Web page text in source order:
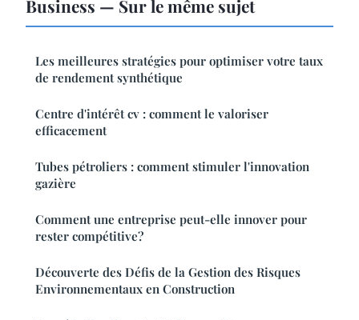
Business — Sur le même sujet
Les meilleures stratégies pour optimiser votre taux
de rendement synthétique
Centre d'intérêt cv : comment le valoriser
efficacement
Tubes pétroliers : comment stimuler l'innovation
gazière
Comment une entreprise peut-elle innover pour
rester compétitive?
Découverte des Défis de la Gestion des Risques
Environnementaux en Construction